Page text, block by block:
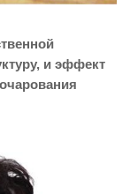
и эффект